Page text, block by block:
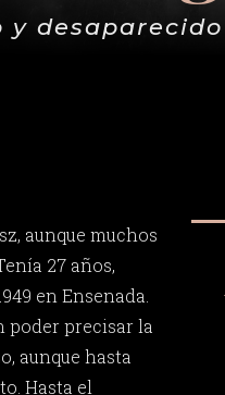
y
aunque muchos
27 años,
en Ensenada.
poder precisar la
aunque hasta
Hasta el